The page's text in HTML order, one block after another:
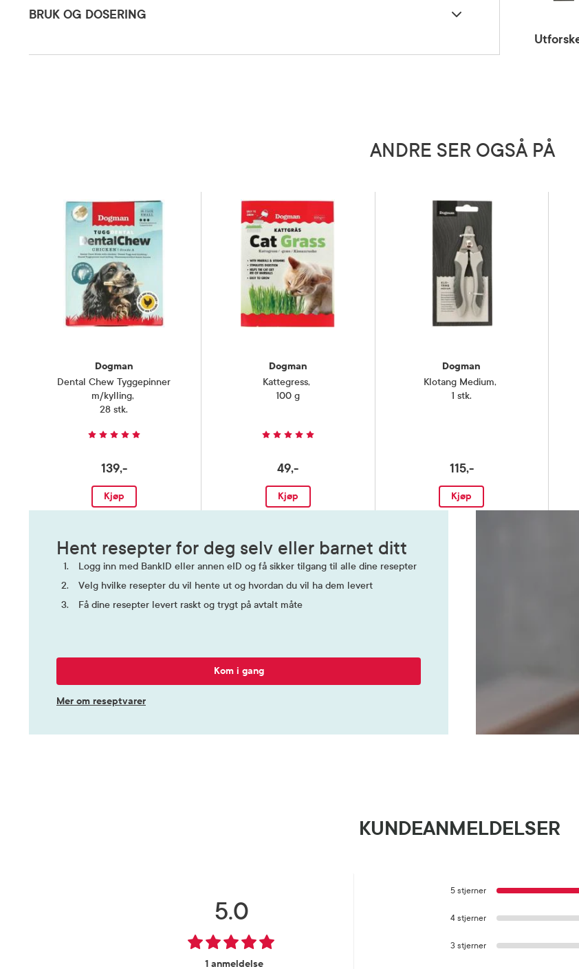
BRUK OG DOSERING
ANDRE SER OGSÅ PÅ
Dogman
Dental Chew Tyggepinner
m/kylling,
28 stk.
139,-
Kjøp
Dogman
Kattegress,
100 g
49,-
Kjøp
Dogman
Klotang Medium,
1 stk.
115,-
Kjøp
Hent resepter for deg selv eller barnet ditt
Logg inn med BankID eller annen eID og få sikker tilgang til alle dine resepter
Velg hvilke resepter du vil hente ut og hvordan du vil ha dem levert
Få dine resepter levert raskt og trygt på avtalt måte
Kom i gang
Mer om reseptvarer
KUNDEANMELDELSER
5.0
1 anmeldelse
5 stjerner
4 stjerner
3 stjerner